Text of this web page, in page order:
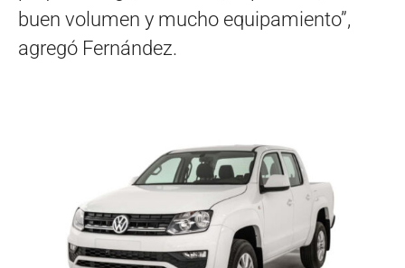
buen volumen y mucho equipamiento”,
agregó Fernández.